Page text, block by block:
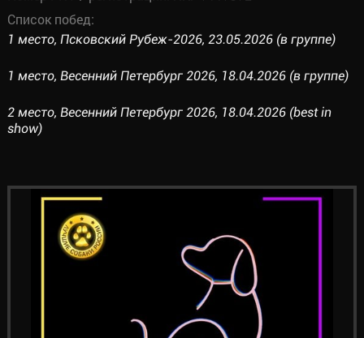
Список побед:
1 место, Псковский Рубеж-2026, 23.05.2026 (в группе)
1 место, Весенний Петербург 2026, 18.04.2026 (в группе)
2 место, Весенний Петербург 2026, 18.04.2026 (best in
show)